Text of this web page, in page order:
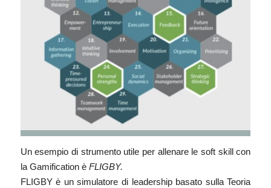
Un esempio di strumento utile per allenare le soft skill con
la Gamification èFLIGBY.
FLIGBY è un simulatore di leadership basato sulla Teoria